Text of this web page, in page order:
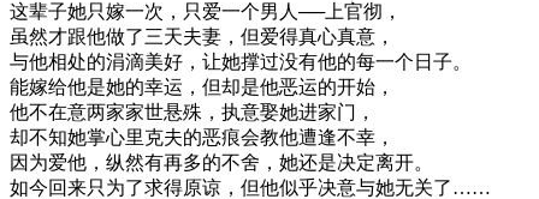
这辈子她只嫁一次，只爱一个男人──上官彻，
虽然才跟他做了三天夫妻，但爱得真心真意，
与他相处的涓滴美好，让她撑过没有他的每一个日子。
能嫁给他是她的幸运，但却是他恶运的开始，
他不在意两家家世悬殊，执意娶她进家门，
却不知她掌心里克夫的恶痕会教他遭逢不幸，
因为爱他，纵然有再多的不舍，她还是决定离开。
如今回来只为了求得原谅，但他似乎决意与她无关了……